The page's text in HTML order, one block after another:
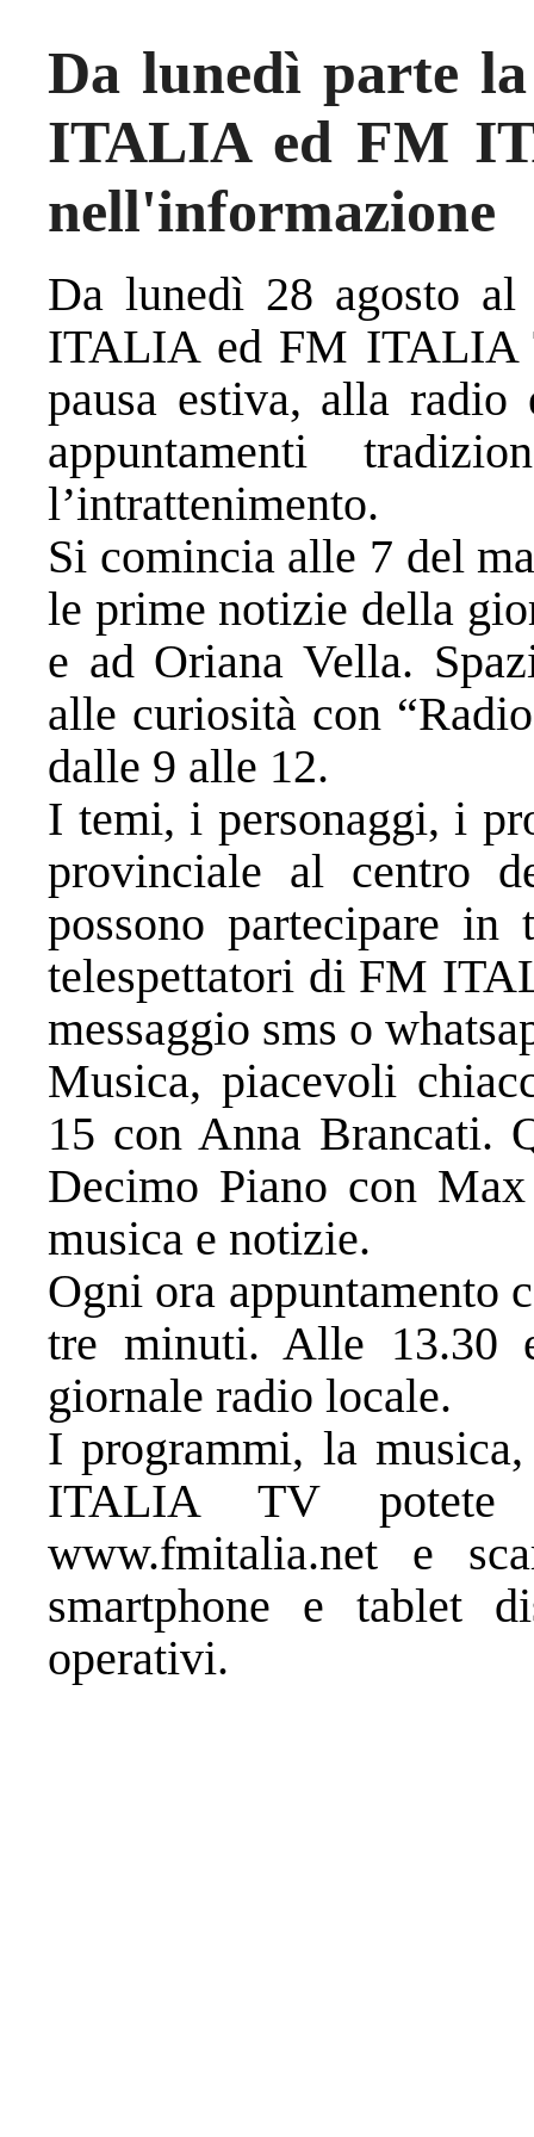
Da lunedì parte
ITALIA ed FM
nell'informazione
Da lunedì 28 agosto
ITALIA ed FM ITALIA
pausa estiva, alla
appuntamenti
l’intrattenimento.
Si comincia alle 7 del
le prime notizie della
e ad Oriana Vella.
alle curiosità con
dalle 9 alle 12.
I temi, i personaggi, i
provinciale al centro
possono partecipare in
telespettatori di FM
messaggio sms o
Musica, piacevoli
15 con Anna Brancati.
Decimo Piano con
musica e notizie.
Ogni ora appuntamento
tre minuti. Alle 13.30
giornale radio locale.
I programmi, la
ITALIA TV
www.fmitalia.net e
smartphone e tablet
operativi.